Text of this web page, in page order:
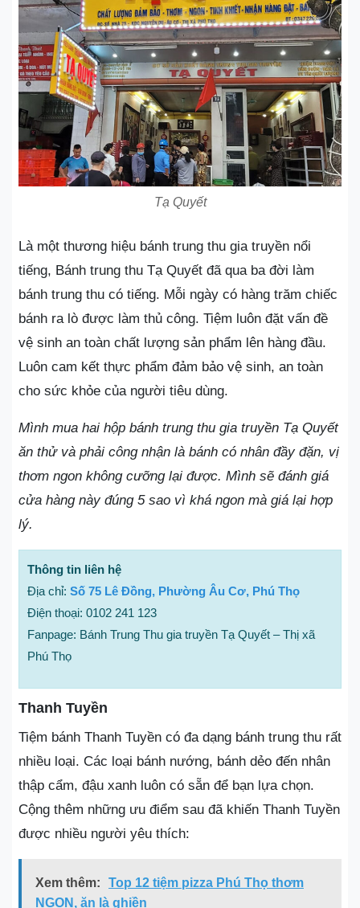
Tạ Quyết
Là một thương hiệu bánh trung thu gia truyền nổi
tiếng, Bánh trung thu Tạ Quyết đã qua ba đời làm
bánh trung thu có tiếng. Mỗi ngày có hàng trăm chiếc
bánh ra lò được làm thủ công. Tiệm luôn đặt vấn đề
vệ sinh an toàn chất lượng sản phẩm lên hàng đầu.
Luôn cam kết thực phẩm đảm bảo vệ sinh, an toàn
cho sức khỏe của người tiêu dùng.
Mình mua hai hộp bánh trung thu gia truyền Tạ Quyết
ăn thử và phải công nhận là bánh có nhân đầy đặn, vị
thơm ngon không cưỡng lại được. Mình sẽ đánh giá
cửa hàng này đúng 5 sao vì khá ngon mà giá lại hợp
lý.
Thông tin liên hệ
Địa chỉ: Số 75 Lê Đồng, Phường Âu Cơ, Phú Thọ
Điện thoại: 0102 241 123
Fanpage: Bánh Trung Thu gia truyền Tạ Quyết – Thị xã
Phú Thọ
Thanh Tuyền
Tiệm bánh Thanh Tuyền có đa dạng bánh trung thu rất
nhiều loại. Các loại bánh nướng, bánh dẻo đến nhân
thập cẩm, đậu xanh luôn có sẵn để bạn lựa chọn.
Cộng thêm những ưu điểm sau đã khiến Thanh Tuyền
được nhiều người yêu thích:
Xem thêm:
Top 12 tiệm pizza Phú Thọ thơm
NGON, ăn là ghiền